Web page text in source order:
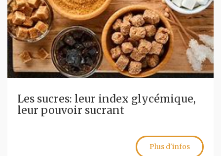
Les sucres: leur index glycémique,
leur pouvoir sucrant
Plus d'infos